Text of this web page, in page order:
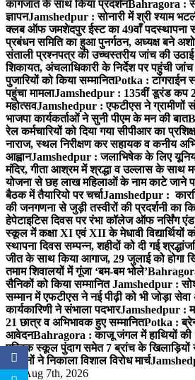
कागजात के साथ किया प्रदर्शनBahragora :
ज्ञापनJamshedpur : सोनारी में श्री श्याम
क्लब ऑफ जमशेदपुर ईस्ट का 49वाँ पदस्थापना
प्रबंधन समिति का हुआ पुनर्गठन, अध्यक्ष बने
संताली प्रश्नपत्र की उच्चस्तरीय जांच की उठाई
शिकायत, अंचलाधिकारी के निर्देश पर पहुंची जांच
पुजारियों को किया सम्मानितPotka : टांगराईन
पहुंचा मामलाJamshedpur : 135वीं डूरंड कप
महोत्सवJamshedpur : एफटीएस ने ग्रामीणों
भाजपा कार्यकर्ताओं ने सुनी पीएम के मन की बात
रेल कर्मचारियों को दिया गया सीपीआर का
नाराज, स्थल निरीक्षण कर सहायक व कनीय
आह्वानJamshedpur : जलाभिषेक के लिए
मंदिर, गीता आश्रम में श्रद्धा व उल्लास के साथ
योजना से छह लाख महिलाओं के नाम काटे जाने
बैठक में तैयारियो पर चर्चाJamshedpur :
की जनगणना से जुड़ी तस्वीरों की प्रदर्शनी का
हेपेटाइटिस दिवस पर रंभा कॉलेज ऑफ नर्सिंग
स्कूल में कक्षा XI एवं XII के मेधावी विद्यार्थियों
स्थापना दिवस सम्पन्न, शहीदों को दी गई
जीत के साथ किया आगाज, 29 जुलाई को होगा
तमाम शिवालयों में गूंजा ‘बम-बम भोले’
सैनिकों को किया सम्मानितJamshedpur :
सम्मान में एफटीएस ने नई पीढ़ी को भी जोड़ा सेवा
कार्यकारिणी ने संभाला पदभारJamshedpur :
21 छात्र व अभिभावक हुए सम्मानितPotka :
आवेदनBahragora : काजू जंगल में हाथियों की
पब्लिक स्कूल पुंदाग समेत 7 ब्रांच के खिलाड़ियों
संगठनों ने निकाला विशाल विरोध मार्च
Fri. Aug 7th, 2026